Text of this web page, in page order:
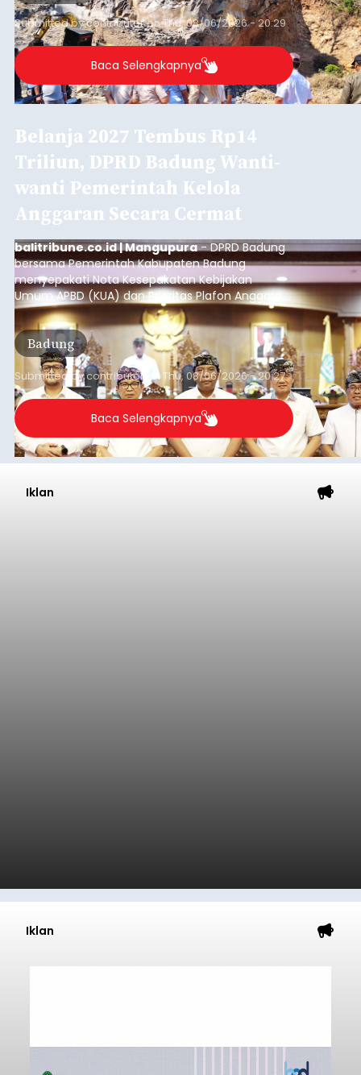
Submitted bycontributoronThu, 08/06/2026 - 20:29
Baca Selengkapnya
Belanja 2027 Tembus Rp14
Triliun, DPRD Badung Wanti-
wanti Pemerintah Kelola
Anggaran Secara Cermat
balitribune.co.id | Mangupura- DPRD Badung
bersama Pemerintah Kabupaten Badung
menyepakati Nota Kesepakatan Kebijakan
Umum APBD (KUA) dan Prioritas Plafon Anggaran
Sementara (PPAS) Tahun Anggaran 2027 dalam
rapat paripurna yang digelar di Gedung DPRD
Badung, Kamis (6/8/2026).
Badung
Submitted bycontributor onThu, 08/06/2026 - 20:27
Baca Selengkapnya
Iklan
Iklan